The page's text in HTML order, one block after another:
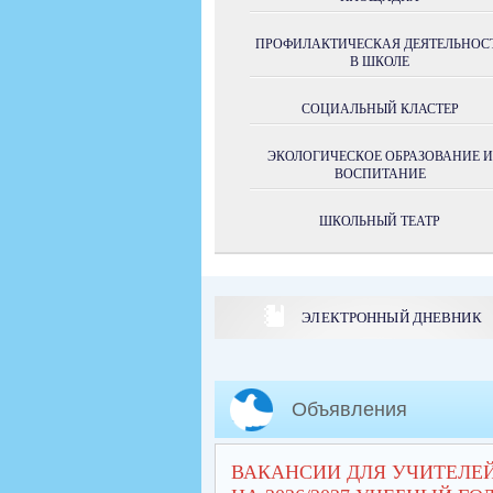
ПРОФИЛАКТИЧЕСКАЯ
В ШКОЛЕ
СОЦИАЛЬНЫЙ КЛАСТЕР
ЭКОЛОГИЧЕСКОЕ ОБРАЗОВАНИЕ И
ВОСПИТАНИЕ
ШКОЛЬНЫЙ ТЕАТР
ЭЛЕКТРОННЫЙ ДНЕВНИК
Объявления
ВАКАНСИИ ДЛЯ